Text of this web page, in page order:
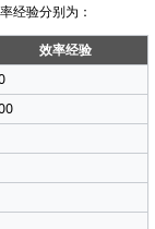
经验分别为：
效率经验